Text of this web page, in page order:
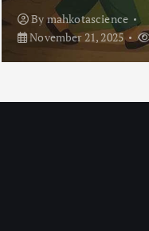
Bymahkotascience
November 21, 2025